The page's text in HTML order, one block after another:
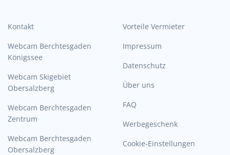
Kontakt
Webcam Berchtesgaden
Königssee
Webcam Skigebiet
Obersalzberg
Webcam Berchtesgaden
Zentrum
Webcam Berchtesgaden
Obersalzberg
Vorteile Vermieter
Impressum
Datenschutz
Über uns
FAQ
Werbegeschenk
Cookie-Einstellungen